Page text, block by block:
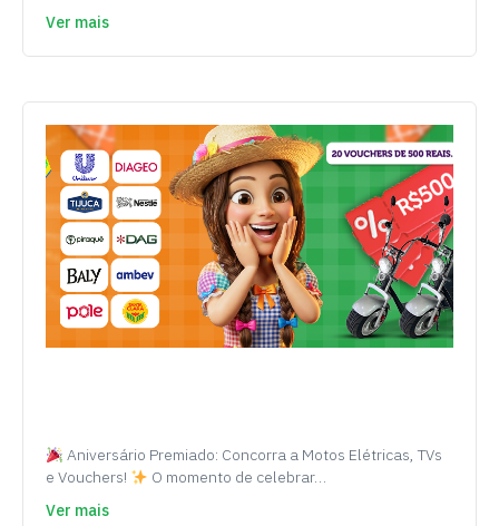
Ver mais
Aniversário Premiado: Concorra a Motos Elétricas, TVs
e Vouchers!
O momento de celebrar…
Ver mais